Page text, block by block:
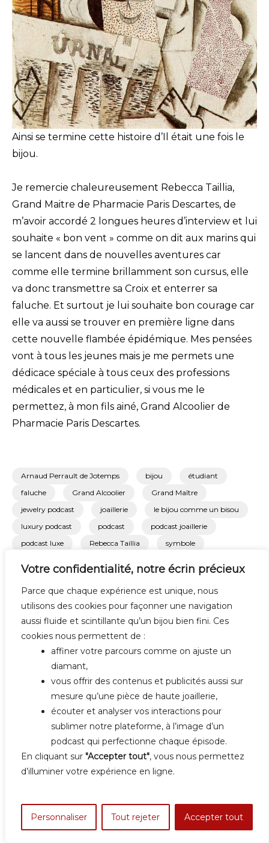
Votre confidentialité, notre écrin précieux
Parce que chaque expérience est unique, nous
utilisons des cookies pour façonner une navigation
aussi fluide et scintillante qu’un bijou bien fini. Ces
cookies nous permettent de :
affiner votre parcours comme on ajuste un
diamant,
vous offrir des contenus et publicités aussi sur
mesure qu’une pièce de haute joaillerie,
écouter et analyser vos interactions pour
sublimer notre plateforme, à l’image d’un
podcast qui perfectionne chaque épisode.
En cliquant sur "Accepter tout", vous nous permettez
d’illuminer votre expérience en ligne.
Personnaliser Tout rejeter Accepter tout
Ainsi se termine cette histoire d’Il était une fois le
bijou.
Je remercie chaleureusement Rebecca Taillia,
Grand Maitre de Pharmacie Paris Descartes, de
m’avoir accordé 2 longues heures d’interview et lui
souhaite « bon vent » comme on dit aux marins qui
se lancent dans de nouvelles aventures car
comme elle termine brillamment son cursus, elle
va donc transmettre sa Croix et enterrer sa
faluche. Et surtout je lui souhaite bon courage car
elle va aussi se trouver en première ligne dans
cette nouvelle flambée épidémique. Mes pensées
vont à tous les jeunes mais je me permets une
dédicace spéciale à tous ceux des professions
médicales et en particulier, si vous me le
permettez, à mon fils ainé, Grand Alcoolier de
Pharmacie Paris Descartes.
Arnaud Perrault de Jotemps bijou
étudiant
faluche
Grand Alcoolier
Grand Maître
jewelry podcast
joaillerie
le bijou comme un bisou
luxury podcast
podcast
podcast joaillerie
podcast luxe
Rebecca Taillia symbole
NAVIGATION
L’ARTICLE
PREVIOUS ARTICLE
#1 Dr Laurent Massi : qu’est-ce qu’une gemme
d’exception ?
#2 Frédéric Mané designer joaillier d’exception
LEAVE A COMMENT